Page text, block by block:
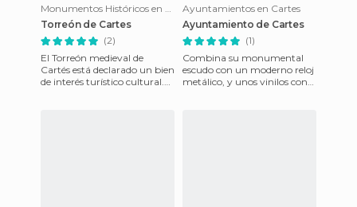
Monumentos Históricos en Cartes
Torreón de Cartes
(2)
El Torreón medieval de
Cartés está declarado un bien
de interés turístico cultural.
Ayuntamientos en Cartes
Ayuntamiento de Cartes
(1)
Combina su monumental
escudo con un moderno reloj
metálico, y unos vinilos con